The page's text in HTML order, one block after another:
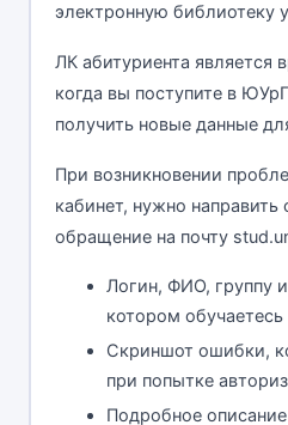
электронную библиотеку
ЛК абитуриента является
когда вы поступите в
получить новые данные
При возникновении
кабинет, нужно
обращение на почту
Логин, ФИО, группу и
котором
Скриншот ошибки,
при попытке
Подробное